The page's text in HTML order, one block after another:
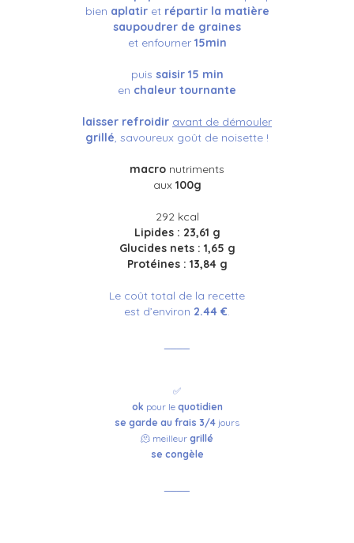
bien aplatir etrépartir la matière
saupoudrer de graines
et enfourner15min
puis saisir 15 min
en chaleur tournante
laisser refroidir avant de démouler
grillé, savoureux goût de noisette !
macro nutriments
aux 100g
292 kcal
Lipides : 23,61 g
Glucides nets : 1,65 g
Protéines : 13,84 g
Le coût total de la recette
est d’environ 2.44 €.
✅
ok pour lequotidien
se garde au frais 3/4 jours
🫠 meilleur grillé
se congèle